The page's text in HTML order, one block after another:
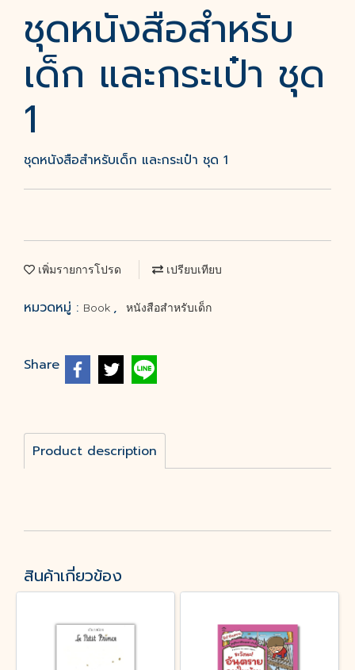
ชุดหนังสือสำหรับ
เด็ก และกระเป๋า ชุด
1
ชุดหนังสือสำหรับเด็ก และกระเป๋า ชุด 1
เพิ่มรายการโปรด เปรียบเทียบ
หมวดหมู่ : Book , หนังสือสำหรับเด็ก
Share
Product description
สินค้าเกี่ยวข้อง